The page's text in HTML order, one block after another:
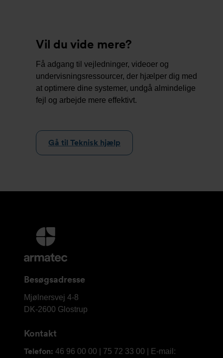
Vil du vide mere?
Få adgang til vejledninger, videoer og
undervisningsressourcer, der hjælper dig med
at optimere dine systemer, undgå almindelige
fejl og arbejde mere effektivt.
Gå til Teknisk hjælp
Yderligere
information
og
Besøgsadresse
Armatec
A/S
Mjølnersvej 4-8
DK-2600 Glostrup
Kontakt
Telefon: 46 96 00 00 | 75 72 33 00 | E-mail: